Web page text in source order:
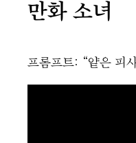
만화 소녀
프롬프트: “얕은 피